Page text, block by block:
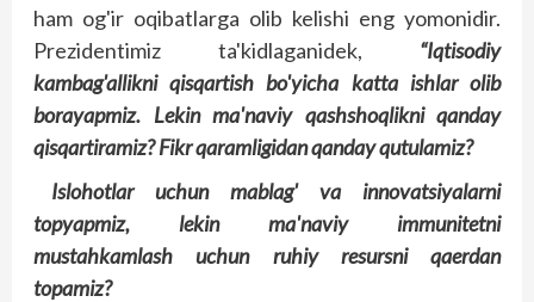
ham og'ir oqibatlarga olib kelishi eng yomonidir.
Prezidentimiz ta'kid­laganidek, “Iqtisodiy
kambag'allikni qisqartish bo'yicha katta ishlar olib
bora­yapmiz. Lekin ma'naviy qashshoqlikni qanday
qisqartiramiz? Fikr qaramligidan qanday qutulamiz?
Islohotlar uchun mablag' va innovatsiyalarni
topyapmiz, lekin ma'naviy immunitetni
mustahkamlash uchun ruhiy resursni qaerdan
topamiz?